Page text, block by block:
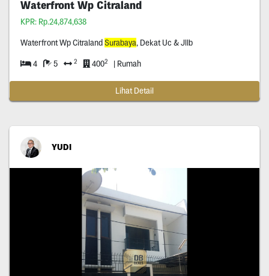
Waterfront Wp Citraland
KPR: Rp.24,874,638
Waterfront Wp Citraland Surabaya, Dekat Uc & Jllb
4 5 2 4002 | Rumah
Lihat Detail
YUDI